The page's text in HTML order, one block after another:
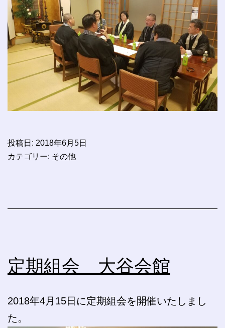
投稿日: 2018年6月5日
カテゴリー: その他
定期組会 大谷会館
2018年4月15日に定期組会を開催いたしまし
た。